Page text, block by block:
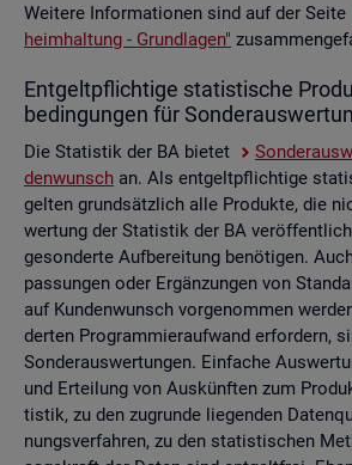
Wei­te­re In­for­ma­tio­nen sind auf der Seite
heim­hal­tung - Grund­la­gen"
Ent­gelt­pflich­ti­ge sta­tis­ti­sche
be­din­gun­gen für
Die Sta­tis­tik der BA bie­tet
den­wunsch an. Als ent­gelt­pflich­ti­ge
gel­ten grund­sätz­lich alle Pro­duk­te, die
wer­tung der Sta­tis­tik der BA
ge­son­der­te Auf­be­rei­tung be­nö­ti­gen.
pas­sun­gen oder Er­gän­zun­gen von
auf Kun­den­wunsch vor­ge­nom­men
der­ten Pro­gram­mier­auf­wand er­for­dern,
Son­der­aus­wer­tun­gen. Ein­fa­che
und Er­tei­lung von Aus­künf­ten zum
tis­tik, zu den zu­grun­de lie­gen­den
nungs­ver­fah­ren, zu den sta­tis­ti­schen